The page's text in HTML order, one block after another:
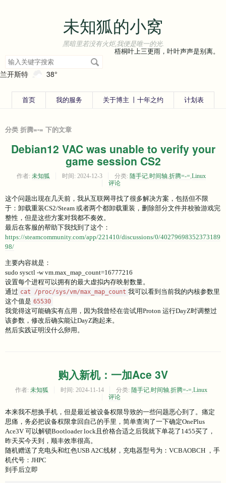
未知狐的小窝
黑暗里若没有火炬,我便是唯一的光.
搜
索
关
梧桐叶上三更雨，叶叶声声是别离。
兰开斯特 38°
首页 我的服务 关于博主 丨十年之约 计划表
分类 折腾=-= 下的文章
Debian12 VAC was unable to verify your
game session CS2
作者: 未知狐 时间: 2024-12-3 分类: 随手记,时间轴,折腾=-=,Linux
评论
这个问题出现在几天前，我从互联网寻找了很多解决方案，包括但不限
于：卸载重装CS2/Steam 或者两个都卸载重装，删除部分文件并校验游戏完
整性，但是这些方案对我都不奏效。
最后在客服的帮助下我找到了这个：
https://steamcommunity.com/app/221410/discussions/0/40279698352373189
98/
主要内容就是：
sudo sysctl -w vm.max_map_count=16777216
设置每个进程可以拥有的最大虚拟内存映射数量。
通过 cat /proc/sys/vm/max_map_count 我可以看到当前我的内核参数里
这个值是 65530
我觉得这可能确实有点用，因为我曾经在尝试用Proton 运行DayZ时调整过
该参数，修改后确实能让DayZ跑起来。
然后实践证明没什么卵用。
购入新机：一加Ace 3V
作者: 未知狐 时间: 2024-11-14 分类: 随手记, 时间轴 折腾=-=, Linux
评论
本来我不想换手机，但是最近被设备权限导致的一些问题恶心到了。痛定
思痛，务必把设备权限拿回自己的手里，简单查询了一下确定OnePlus
Ace3V 可以解锁Bootloader lock且价格合适之后我就下单花了1455买了，
昨天买今天到，顺丰效率很高。
随机赠送了充电头和红色USB A2C线材，充电器型号为：VCBAOBCH ，手
机代号：JHPC
到手后立即